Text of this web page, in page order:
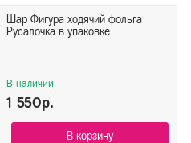
Шар Фигура ходячий фольга
Русалочка в упаковке
В наличии
1 550р.
В корзину